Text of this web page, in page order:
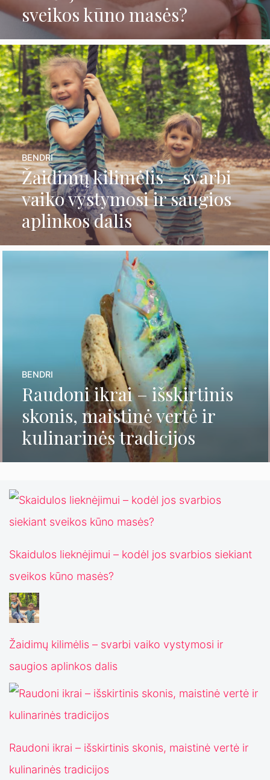
sveikos kūno masės?
Žaidimų kilimėlis – svarbi
vaiko vystymosi ir saugios
aplinkos dalis
BENDRI
Raudoni ikrai – išskirtinis
skonis, maistinė vertė ir
kulinarinės tradicijos
BENDRI
Skaidulos lieknėjimui – kodėl jos svarbios siekiant
sveikos kūno masės?
Žaidimų kilimėlis – svarbi vaiko vystymosi ir
saugios aplinkos dalis
Raudoni ikrai – išskirtinis skonis, maistinė vertė ir
kulinarinės tradicijos